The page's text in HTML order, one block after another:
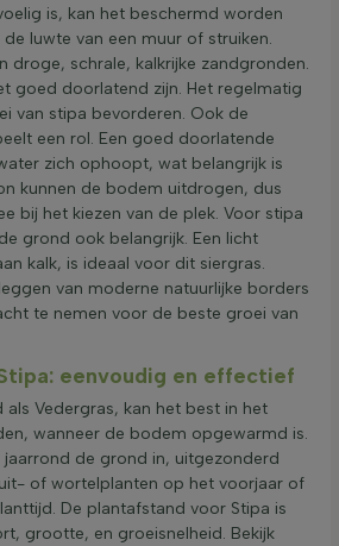
is, kan het beschermd worden
luwte van een muur of struiken.
droge, schrale, kalkrijke zandgronden.
goed doorlatend zijn. Het regelmatig
van stipa bevorderen. Ook de
een rol. Een goed doorlatende
zich ophoopt, wat belangrijk is
kunnen de bodem uitdrogen, dus
bij het kiezen van de plek. Voor stipa
grond ook belangrijk. Een licht
kalk, is ideaal voor dit siergras.
van moderne natuurlijke borders
te nemen voor de beste groei van
eenvoudig en effectief
als Vedergras, kan het best in het
wanneer de bodem opgewarmd is.
jaarrond de grond in, uitgezonderd
of wortelplanten op het voorjaar of
De plantafstand voor Stipa is
grootte, en groeisnelheid. Bekijk